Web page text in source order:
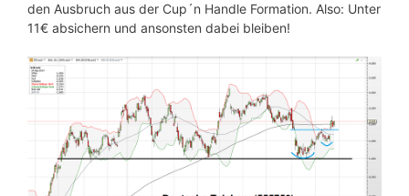
den Ausbruch aus der Cup´n Handle Formation. Also: Unter
11€ absichern und ansonsten dabei bleiben!